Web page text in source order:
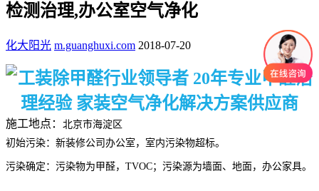
检测治理,办公室空气净化
化大阳光 m.guanghuxi.com 2018-07-20
施工地点： 北京市海淀区
初始污染：新装修公司办公室，室内污染物超标。
污染确定：污染物为甲醛，TVOC；污染源为墙面、地面，办公家具。